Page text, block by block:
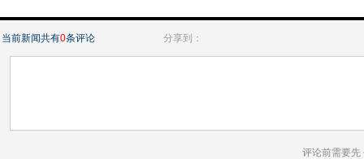
当前新闻共有0条评论 分享到：
评论前需要先